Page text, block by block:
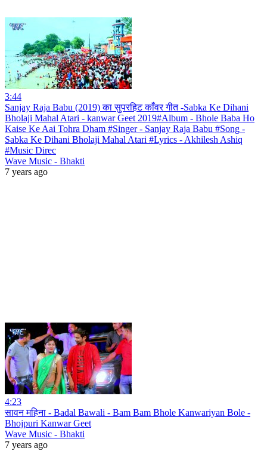
3:44
Sanjay Raja Babu (2019) का सुपरहिट काँवर गीत -Sabka Ke Dihani
Bholaji Mahal Atari - kanwar Geet 2019#Album - Bhole Baba Ho
Kaise Ke Aai Tohra Dham #Singer - Sanjay Raja Babu #Song -
Sabka Ke Dihani Bholaji Mahal Atari #Lyrics - Akhilesh Ashiq
#Music Direc
Wave Music - Bhakti
7 years ago
4:23
सावन महिना - Badal Bawali - Bam Bam Bhole Kanwariyan Bole -
Bhojpuri Kanwar Geet
Wave Music - Bhakti
7 years ago